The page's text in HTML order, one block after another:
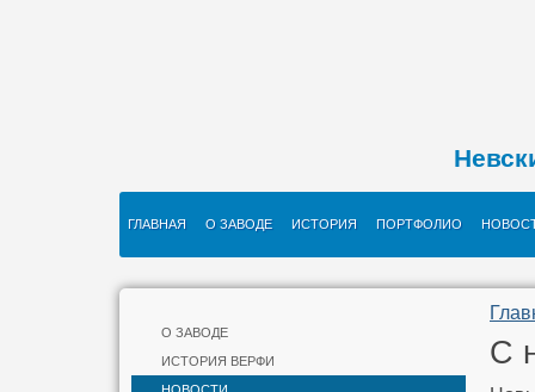
ГЛАВНАЯ О ЗАВОДЕ ИСТОРИЯ ПОРТФОЛИО
О ЗАВОДЕ
ИСТОРИЯ ВЕРФИ
С